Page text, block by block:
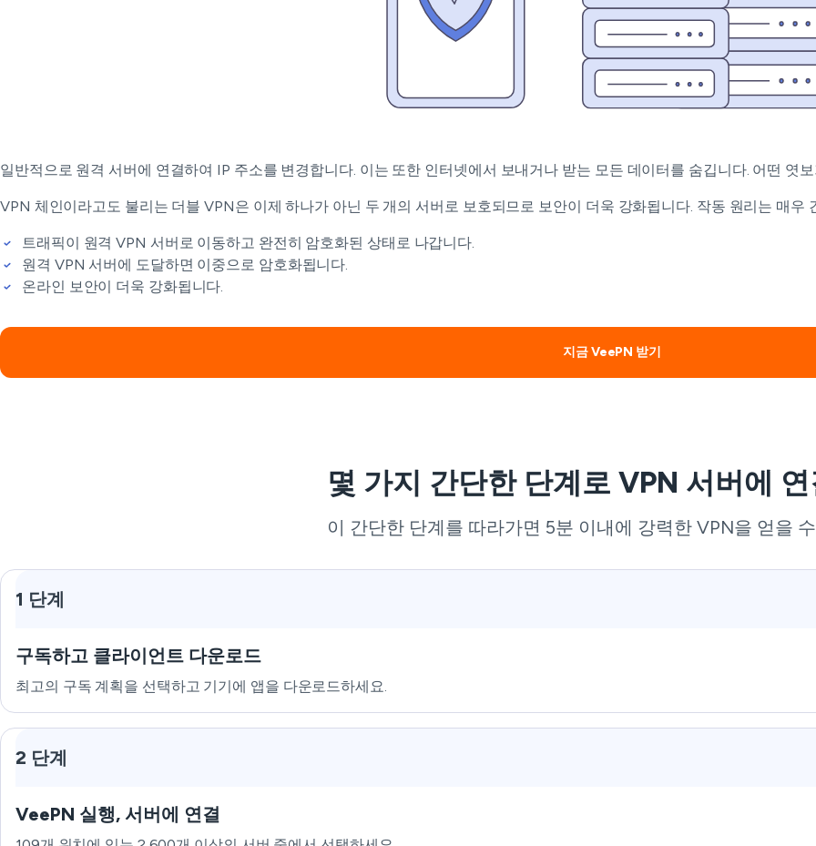
일반적으로 원격 서버에 연결하여 IP 주소를 변경합니다. 이는 또한 인터넷에서 보내거나 받는 모든 데이터를 숨깁니다. 어떤 엿
VPN 체인이라고도 불리는 더블 VPN은 이제 하나가 아닌 두 개의 서버로 보호되므로 보안이 더욱 강화됩니다. 작동 원리는 매우
트래픽이 원격 VPN 서버로 이동하고 완전히 암호화된 상태로 나갑니다.
원격 VPN 서버에 도달하면 이중으로 암호화됩니다.
온라인 보안이 더욱 강화됩니다.
지금 VeePN 받기
몇 가지 간단한 단계로 VPN 서버에
이 간단한 단계를 따라가면 5분 이내에 강력한 VPN을 얻을
1 단계
구독하고 클라이언트 다운로드
최고의 구독 계획을 선택하고 기기에 앱을 다운로드하세요.
2 단계
VeePN 실행, 서버에 연결